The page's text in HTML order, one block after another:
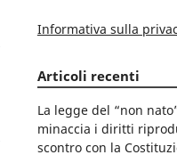
Informativa sulla
Articoli recenti
La legge del “non
minaccia i diritti
scontro con la